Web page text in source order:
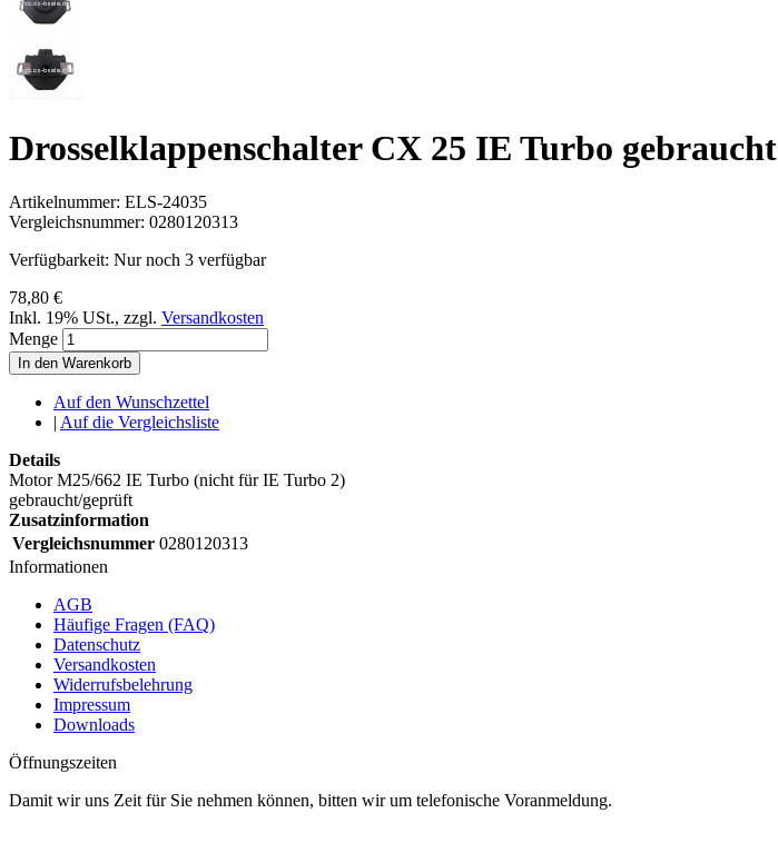
Drosselklappenschalter CX 25 IE Turbo gebraucht
Artikelnummer: ELS-24035
Vergleichsnummer: 0280120313
Verfügbarkeit: Nur noch 3 verfügbar
78,80 €
Inkl. 19% USt., zzgl. Versandkosten
Menge
In den Warenkorb
Auf den Wunschzettel
| Auf die Vergleichsliste
Details
Motor M25/662 IE Turbo (nicht für IE Turbo 2)
gebraucht/geprüft
Zusatzinformation
Vergleichsnummer 0280120313
Informationen
AGB
Häufige Fragen (FAQ)
Datenschutz
Versandkosten
Widerrufsbelehrung
Impressum
Downloads
Öffnungszeiten
Damit wir uns Zeit für Sie nehmen können, bitten wir um telefonische Voranmeldung.